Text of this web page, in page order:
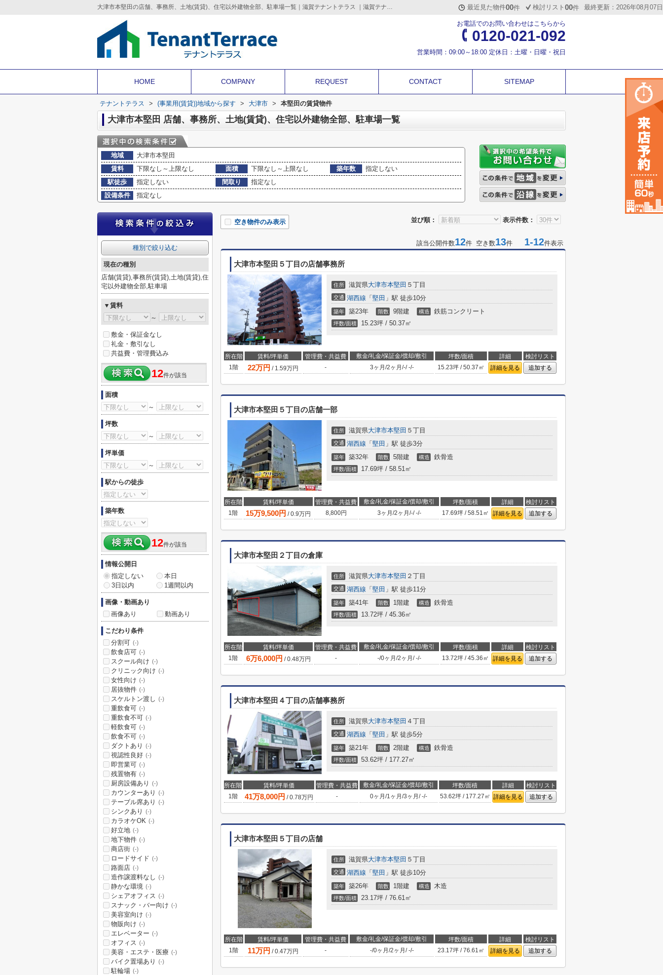
大津市本堅田の店舗、事務所、土地(賃貸)、住宅以外建物全部、駐車場一覧｜滋賀テナントテラス ｜滋賀テナントテラス | 滋賀のテナント店舗・事務所・倉庫・借地などの事業用不動産を情報満載 最近見た物件00件 検討リスト 00件 最終更新：2026年08月07日
お電話でのお問い合わせはこちらから
0120-021-092
営業時間：09:00～18:00 定休日：土曜・日曜・祝日
HOME COMPANY REQUEST CONTACT SITEMAP
テナントテラス > (事業用(賃貸))地域から探す > 大津市 > 本堅田の賃貸物件
大津市本堅田 店舗、事務所、土地(賃貸)、住宅以外建物全部、駐車場一覧
地域
大津市本堅田
賃料
下限なし～上限なし 面積 下限なし～上限なし 築年数
指定しない
駅徒歩
指定しない 間取り
指定なし
設備条件
指定なし
並び順： 表示件数：
空き物件のみ表示
該当公開件数12件 空き数13件 1-12件表示
大津市本堅田５丁目の店舗事務所
住所 滋賀県大津市本堅田 ５丁目
交通 湖西線 「 堅田 」駅 徒歩10分
築年 築23年 階数 9階建 構造 鉄筋コンクリート
坪数/面積 15.23坪 / 50.37㎡
所在階 賃料/坪単価 管理費・共益費 敷金/礼金/保証金/償却/敷引 坪数/面積 詳細
検討リスト
1階
22万円 / 1.59万円 - 3ヶ月 /2ヶ月 /-/-/- 15.23坪 / 50.37㎡ 詳細を見る 追加する
大津市本堅田５丁目の店舗一部
住所 滋賀県大津市本堅田 ５丁目
交通 湖西線 「 堅田 」駅 徒歩3分
築年 築32年 階数 5階建 構造 鉄骨造
坪数/面積 17.69坪 / 58.51㎡
所在階 賃料/坪単価 管理費・共益費 敷金/礼金/保証金/償却/敷引 坪数/面積 詳細
検討リスト
1階
15万9,500円 /0.9万円 8,800円 3ヶ月 /2ヶ月 /-/-/- 17.69坪 / 58.51㎡ 詳細を見る 追加する
大津市本堅田２丁目の倉庫
住所 滋賀県大津市本堅田 ２丁目
交通 湖西線 「 堅田 」駅 徒歩11分
築年 築41年 階数 1階建 構造 鉄骨造
坪数/面積 13.72坪 / 45.36㎡
所在階 賃料/坪単価 管理費・共益費 敷金/礼金/保証金/償却/敷引 坪数/面積 詳細
検討リスト
1階
6万6,000円 /0.48万円 - -/0ヶ月 /2ヶ月 /-/- 13.72坪 / 45.36㎡ 詳細を見る 追加する
大津市本堅田４丁目の店舗事務所
住所 滋賀県大津市本堅田 ４丁目
交通 湖西線 「 堅田 」駅 徒歩5分
築年 築21年 階数 2階建 構造 鉄骨造
坪数/面積 53.62坪 / 177.27㎡
所在階 賃料/坪単価 管理費・共益費 敷金/礼金/保証金/償却/敷引 坪数/面積 詳細
検討リスト
1階
41万8,000円 /0.78万円 - 0ヶ月 /1ヶ月 /3ヶ月 /-/- 53.62坪 / 177.27㎡ 詳細を見る 追加する
大津市本堅田５丁目の店舗
住所 滋賀県大津市本堅田 ５丁目
交通 湖西線 「 堅田 」駅 徒歩10分
築年 築26年 階数 1階建 構造 木造
坪数/面積 23.17坪 / 76.61㎡
所在階 賃料/坪単価 管理費・共益費 敷金/礼金/保証金/償却/敷引 坪数/面積 詳細
検討リスト
1階
11万円 /0.47万円 - -/0ヶ月 /2ヶ月 /-/- 23.17坪 / 76.61㎡ 詳細を見る 追加する
種別で絞り込む
現在の種別
店舗(賃貸),事務所(賃貸),土地(賃貸),住
宅以外建物全部,駐車場
▼賃料
～
敷金・保証金なし
礼金・敷引なし
共益費・管理費込み
12件が該当
面積
～
坪数
～
坪単価
～
駅からの徒歩
築年数
12件が該当
情報公開日
指定しない
本日
3日以内
1週間以内
画像・動画あり
画像あり
動画あり
こだわり条件
分割可 (-)
飲食店可 (-)
スクール向け (-)
クリニック向け (-)
女性向け (-)
居抜物件 (-)
スケルトン渡し (-)
重飲食可 (-)
重飲食不可 (-)
軽飲食可 (-)
飲食不可 (-)
ダクトあり (-)
視認性良好 (-)
即営業可 (-)
残置物有 (-)
厨房設備あり (-)
カウンターあり (-)
テーブル席あり (-)
シンクあり (-)
カラオケOK (-)
好立地 (-)
地下物件 (-)
商店街 (-)
ロードサイド (-)
路面店 (-)
造作譲渡料なし (-)
静かな環境 (-)
シェアオフィス (-)
スナック・バー向け (-)
美容室向け (-)
物販向け (-)
エレベーター (-)
オフィス (-)
美容・エステ・医療 (-)
バイク置場あり (-)
駐輪場 (-)